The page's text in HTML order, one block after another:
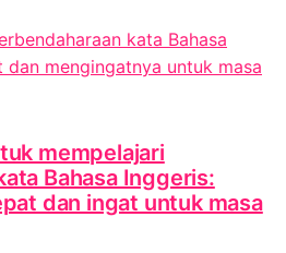
mempelajari
Bahasa Inggeris:
dan ingat untuk masa